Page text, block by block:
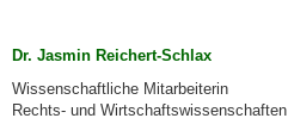
Dr. Jasmin Reichert-Schlax
Wissenschaftliche Mitarbeiterin
Rechts- und Wirtschaftswissenschaften